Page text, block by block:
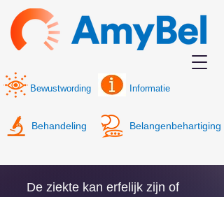
Behandeling Belangenbehartiging
Bewustwording Informatie
De ziekte kan erfelijk zijn of